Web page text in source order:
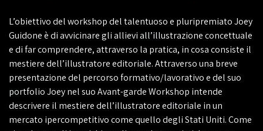
L’obiettivo del workshop del talentuoso e pluripremiatoJoey
Guidoneè di avvicinare gli allievi all’illustrazione concettuale
e di far comprendere, attraverso la pratica, in cosa consiste il
mestiere dell’illustratore editoriale. Attraverso una breve
presentazione del percorso formativo/lavorativo e del suo
portfolioJoey nel suoAvant-garde Workshop intende
descrivere il mestiere dell’illustratore editoriale in un
mercato ipercompetitivo come quello degli Stati Uniti. Come